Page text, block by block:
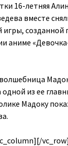
16-летняя
вместе
игры, созданной
аниме
из ее
Мадоку